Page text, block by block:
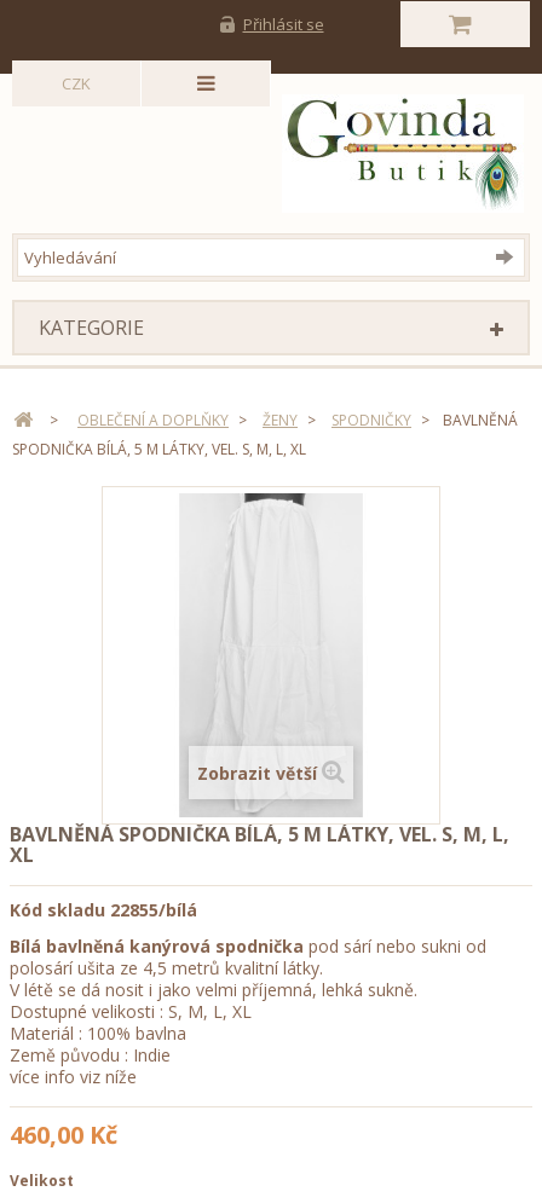
Přihlásit se
CZK
KATEGORIE
> OBLEČENÍ A DOPLŇKY > ŽENY > SPODNIČKY >
BAVLNĚNÁ
SPODNIČKA BÍLÁ, 5 M LÁTKY, VEL. S, M, L, XL
Zobrazit větší
BAVLNĚNÁ SPODNIČKA BÍLÁ, 5 M LÁTKY, VEL. S, M, L,
XL
Kód skladu 22855/bílá
Bílá bavlněná kanýrová spodnička pod sárí nebo sukni od
polosárí ušita ze 4,5 metrů kvalitní látky.
V létě se dá nosit i jako velmi příjemná, lehká sukně.
Dostupné velikosti : S, M, L, XL
Materiál : 100% bavlna
Země původu : Indie
více info viz níže
460,00 Kč
Velikost